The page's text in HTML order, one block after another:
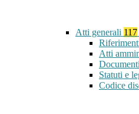
Atti generali 117
Atti
Statuti e
Codice